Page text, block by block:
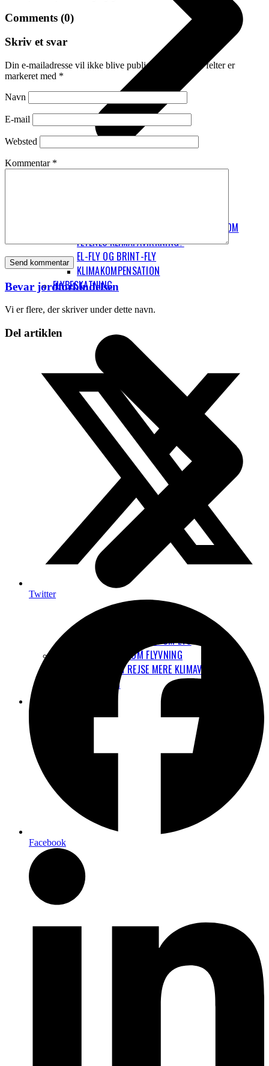
HVAD ER OP OG NED I BEREGNINGERNE OM
FLYENES KLIMAPÅVIRKNING?
EL-FLY OG BRINT-FLY
KLIMAKOMPENSATION
FLYBESKATNING
VORES HØRINGSSVAR OM ETS
7 UDBREDTE MYTER OM FLYVNING
HVORDAN KAN JEG REJSE MERE KLIMAVENLIGT?
LUFTFORURENING
Comments (0)
Skriv et svar
Din e-mailadresse vil ikke blive publiceret.
Krævede felter er
markeret med *
Navn
E-mail
Websted
Kommentar *
Bevar jordforbindelsen
Vi er flere, der skriver under dette navn.
Del artiklen
Twitter
Facebook